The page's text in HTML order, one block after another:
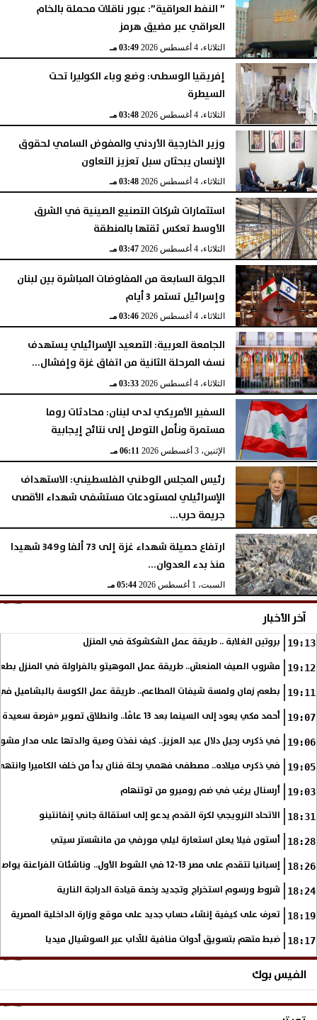
” النفط العراقية”: عبور ناقلات محملة بالخام
العراقي عبر مضيق هرمز
الثلاثاء، 4 أغسطس 2026 03:49 مـ
إفريقيا الوسطى: وضع وباء الكوليرا تحت
السيطرة
الثلاثاء، 4 أغسطس 2026 03:48 مـ
وزير الخارجية الأردني والمفوض السامي لحقوق
الإنسان يبحثان سبل تعزيز التعاون
الثلاثاء، 4 أغسطس 2026 03:48 مـ
استثمارات شركات التصنيع الصينية في الشرق
الأوسط تعكس ثقتها بالمنطقة
الثلاثاء، 4 أغسطس 2026 03:47 مـ
الجولة السابعة من المفاوضات المباشرة بين لبنان
وإسرائيل تستمر 3 أيام
الثلاثاء، 4 أغسطس 2026 03:46 مـ
الجامعة العربية: التصعيد الإسرائيلي يستهدف
نسف المرحلة الثانية من اتفاق غزة وإفشال...
الثلاثاء، 4 أغسطس 2026 03:33 مـ
السفير الأمريكي لدى لبنان: محادثات روما
مستمرة ونأمل التوصل إلى نتائج إيجابية
الإثنين، 3 أغسطس 2026 06:11 مـ
رئيس المجلس الوطني الفلسطيني: الاستهداف
الإسرائيلي لمستودعات مستشفى شهداء الأقصى
جريمة حرب...
السبت، 1 أغسطس 2026
ارتفاع حصيلة شهداء غزة إلى 73 ألفا و349 شهيدا
منذ بدء العدوان...
السبت، 1 أغسطس 2026 05:44 مـ
آخر الأخبار
19:13 بروتين الغلابة .. طريقة عمل الشكشوكة في المنزل
19:12 مشروب الصيف المنعش.. طريقة عمل الموهيتو بالفراولة في المنزل
19:11 بطعم زمان ولمسة شيفات المطاعم.. طريقة عمل الكوسة بالبشاميل
19:07 أحمد مكي يعود إلى السينما بعد 13 عامًا.. وانطلاق تصوير «فرصة سعيدة»
19:06 في ذكرى رحيل دلال عبد العزيز.. كيف نفذت وصية والدتها على مدار
19:05 في ذكرى ميلاده.. مصطفى فهمي رحلة فنان بدأ من خلف الكاميرا وانتهى
19:03 أرسنال يرغب في ضم روميرو من توتنهام
18:31 الاتحاد النرويجي لكرة القدم يدعو إلى استقالة جاني إنفانتينو
18:28 أستون فيلا يعلن استعارة ليلي مورفي من مانشستر سيتي
18:26 إسبانيا تتقدم على مصر 13-12 في الشوط الأول.. وناشئات الفراعنة يواصلن حلم بلوغ نهائي مونديال اليد
18:24 شروط ورسوم استخراج وتجديد رخصة قيادة الدراجة النارية
18:19 تعرف على كيفية إنشاء حساب جديد على موقع وزارة الداخلية المصرية
18:17 ضبط متهم بتسويق أدوات منافية للآداب عبر السوشيال ميديا
الفيس بوك